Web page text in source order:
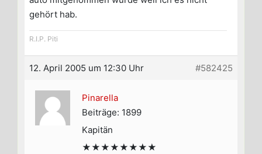
gehört hab.
R.I.P. Piti
12. April 2005 um 12:30 Uhr #582425
Pinarella
Beiträge: 1899
Kapitän
★★★★★★★★